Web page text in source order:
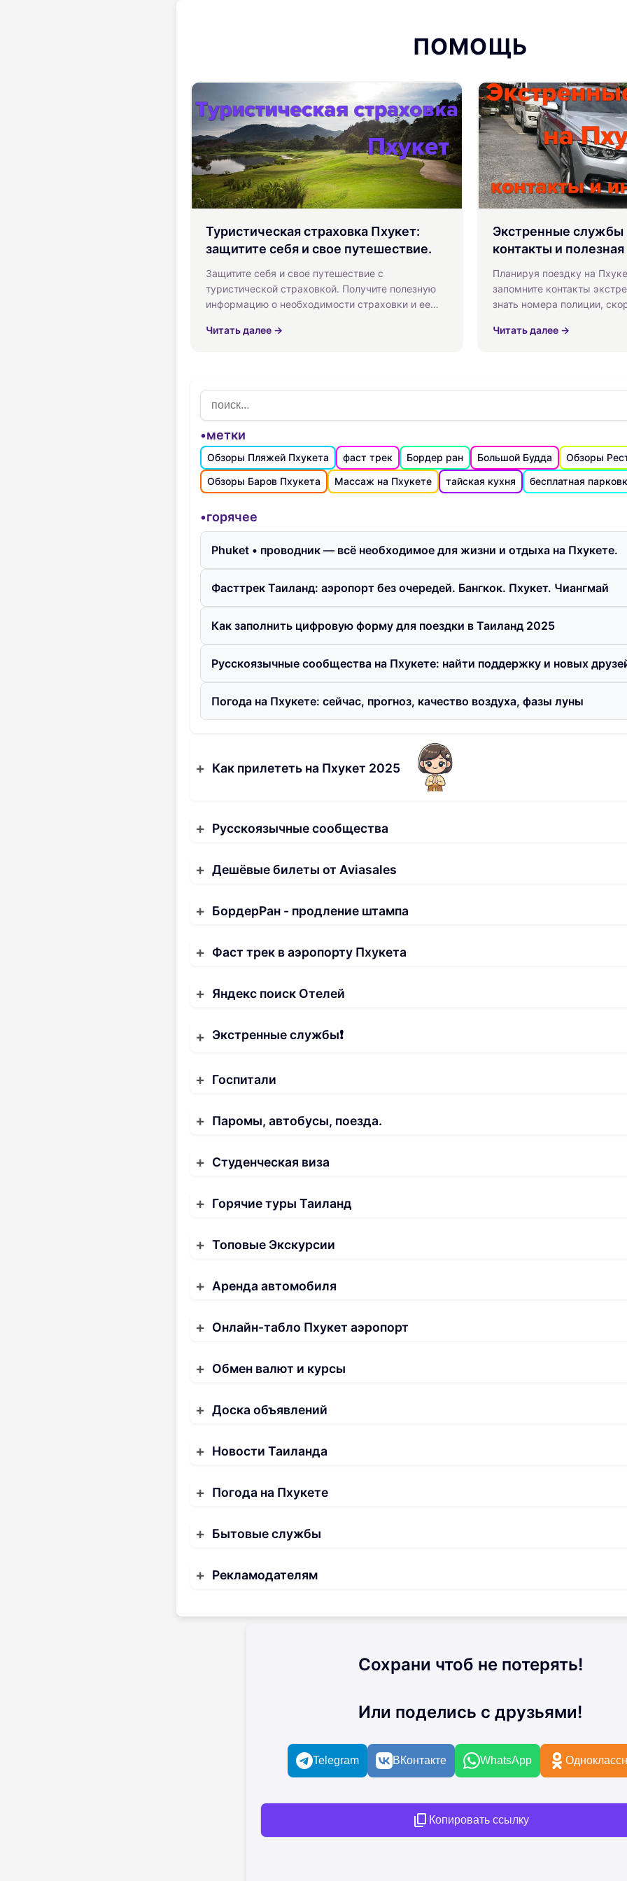
ПОМОЩЬ
Туристическая страховка Пхукет:
защитите себя и свое путешествие.
Защитите себя и свое путешествие с
туристической страховкой. Получите полезную
информацию о необходимости страховки и ее
Читать далее →
Экстренные службы
контакты и
Планируя поездку на
запомните контакты
знать номера полиции,
Читать далее →
•метки
Обзоры Пляжей Пхукета фаст трек Бордер ран Большой Будда
Обзоры
Обзоры Баров Пхукета
Массаж на Пхукете тайская кухня бесплатная
•горячее
Phuket • проводник — всё необходимое для жизни и отдыха на Пхукете.
Фасттрек Таиланд: аэропорт без очередей. Бангкок. Пхукет. Чиангмай
Как заполнить цифровую форму для поездки в Таиланд 2025
Русскоязычные сообщества на Пхукете: найти поддержку и новых
Погода на Пхукете: сейчас, прогноз, качество воздуха, фазы луны
Как прилететь на Пхукет 2025
Русскоязычные сообщества
Дешёвые билеты от Aviasales
БордерРан - продление штампа
Фаст трек в аэропорту Пхукета
Яндекс поиск Отелей
Экстренные службы❗️
Госпитали
Паромы, автобусы, поезда.
Студенческая виза
Горячие туры Таиланд
Топовые Экскурсии
Аренда автомобиля
Онлайн-табло Пхукет аэропорт
Обмен валют и курсы
Доска объявлений
Новости Таиланда
Погода на Пхукете
Бытовые службы
Рекламодателям
Сохрани чтоб не потерять!
Или поделись с друзьями!
Telegram ВКонтакте WhatsApp
Копировать ссылку